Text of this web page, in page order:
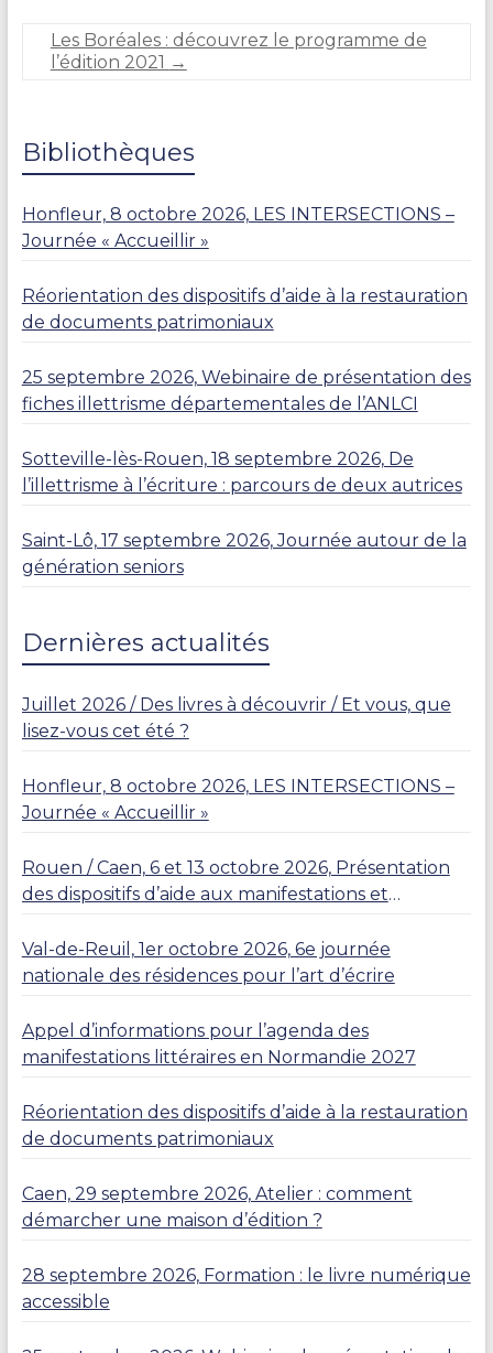
R
Les Boréales : découvrez le programme de
l’édition 2021 →
Bibliothèques
Honfleur, 8 octobre 2026, LES INTERSECTIONS –
Journée « Accueillir »
Réorientation des dispositifs d’aide à la restauration
de documents patrimoniaux
25 septembre 2026, Webinaire de présentation des
fiches illettrisme départementales de l’ANLCI
Sotteville-lès-Rouen, 18 septembre 2026, De
l’illettrisme à l’écriture : parcours de deux autrices
Saint-Lô, 17 septembre 2026, Journée autour de la
génération seniors
Dernières actualités
Juillet 2026 / Des livres à découvrir / Et vous, que
lisez-vous cet été ?
Honfleur, 8 octobre 2026, LES INTERSECTIONS –
Journée « Accueillir »
Rouen / Caen, 6 et 13 octobre 2026, Présentation
des dispositifs d’aide aux manifestations et
Val-de-Reuil, 1er octobre 2026, 6e journée
nationale des résidences pour l’art d’écrire
Appel d’informations pour l’agenda des
manifestations littéraires en Normandie 2027
Réorientation des dispositifs d’aide à la restauration
de documents patrimoniaux
Caen, 29 septembre 2026, Atelier : comment
démarcher une maison d’édition ?
28 septembre 2026, Formation : le livre numérique
accessible